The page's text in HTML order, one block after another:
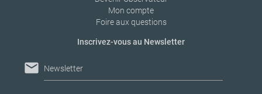
Mon compte
Foire aux questions
Inscrivez-vous au Newsletter
mail Newsletter